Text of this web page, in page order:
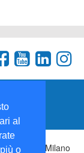
al
o
8 20132 Milano